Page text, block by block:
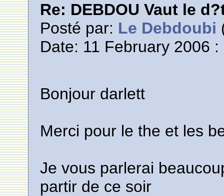
Re: DEBDOU Vaut le
Posté par: Le Debdoubi
Date: 11 February 2006 :
Bonjour darlett
Merci pour le the et les
Je vous parlerai
partir de ce soir